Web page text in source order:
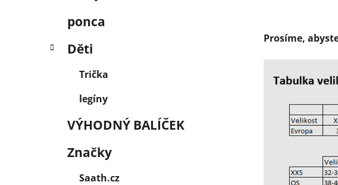
ponca
Děti
Trička
legíny
VÝHODNÝ BALÍČEK
Značky
Saath.cz
Prosíme,